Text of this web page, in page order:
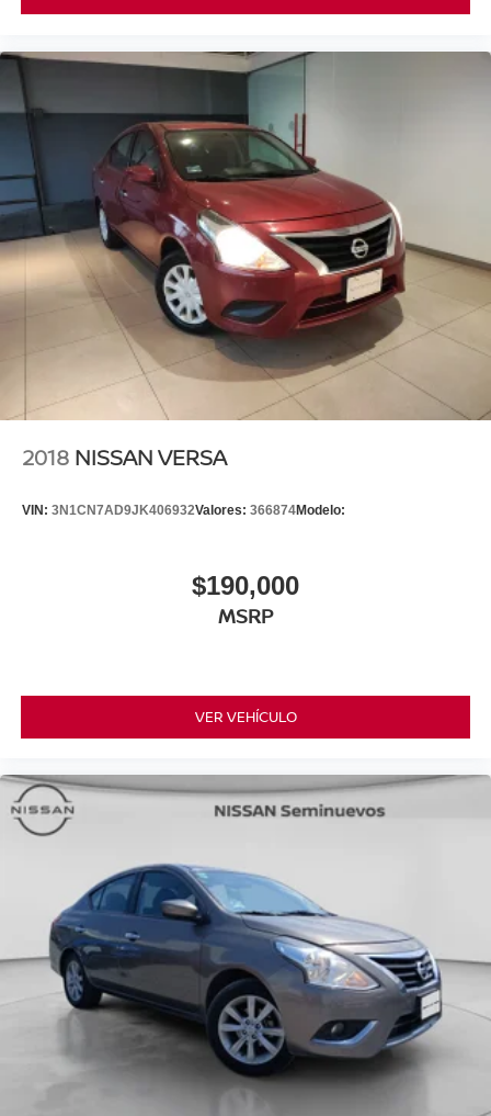
2018 NISSAN VERSA
VIN: 3N1CN7AD9JK406932Valores: 366874Modelo:
$190,000
MSRP
VER VEHÍCULO